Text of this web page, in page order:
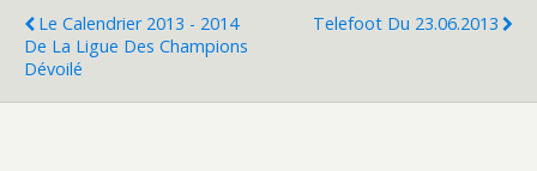
Le Calendrier 2013 - 2014
De La Ligue Des Champions
Dévoilé
Telefoot Du 23.06.2013